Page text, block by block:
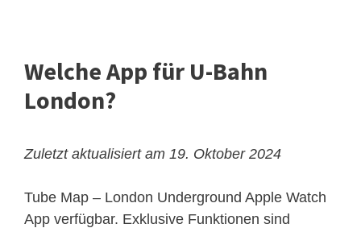
Welche App für U-Bahn
London?
Zuletzt aktualisiert am 19. Oktober 2024
Tube Map – London Underground Apple Watch
App verfügbar. Exklusive Funktionen sind